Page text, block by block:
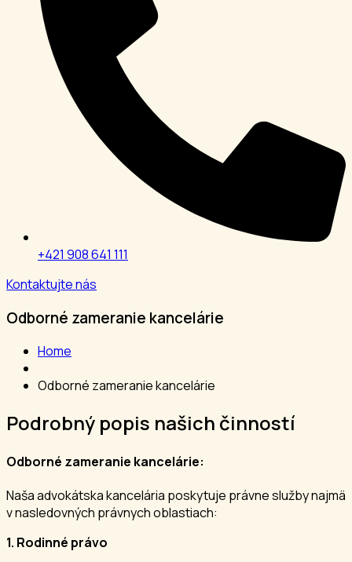
+421 908 641 111
Kontaktujte nás
Odborné zameranie kancelárie
Home
Odborné zameranie kancelárie
Podrobný popis našich činností
Odborné zameranie kancelárie:
Naša advokátska kancelária poskytuje právne služby najmä
v nasledovných právnych oblastiach:
1. Rodinné právo